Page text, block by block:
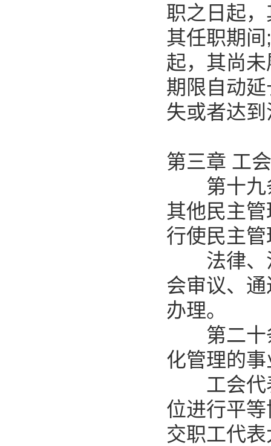
职之日起
其任职期
起，其尚
期限自动
失或者达
第三章 工
第十九条
其他民主
行使民主
法律、法
会审议、
办理。
第二十条
化管理的
工会代表
位进行平
交职工代